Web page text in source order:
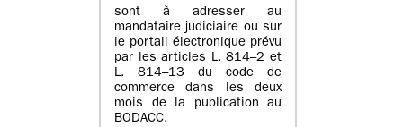
sont à adresser au
mandataire judiciaire ou sur
le portail électronique prévu
par les articles L. 814–2 et
L. 814–13 du code de
commerce dans les deux
mois de la publication au
BODACC.